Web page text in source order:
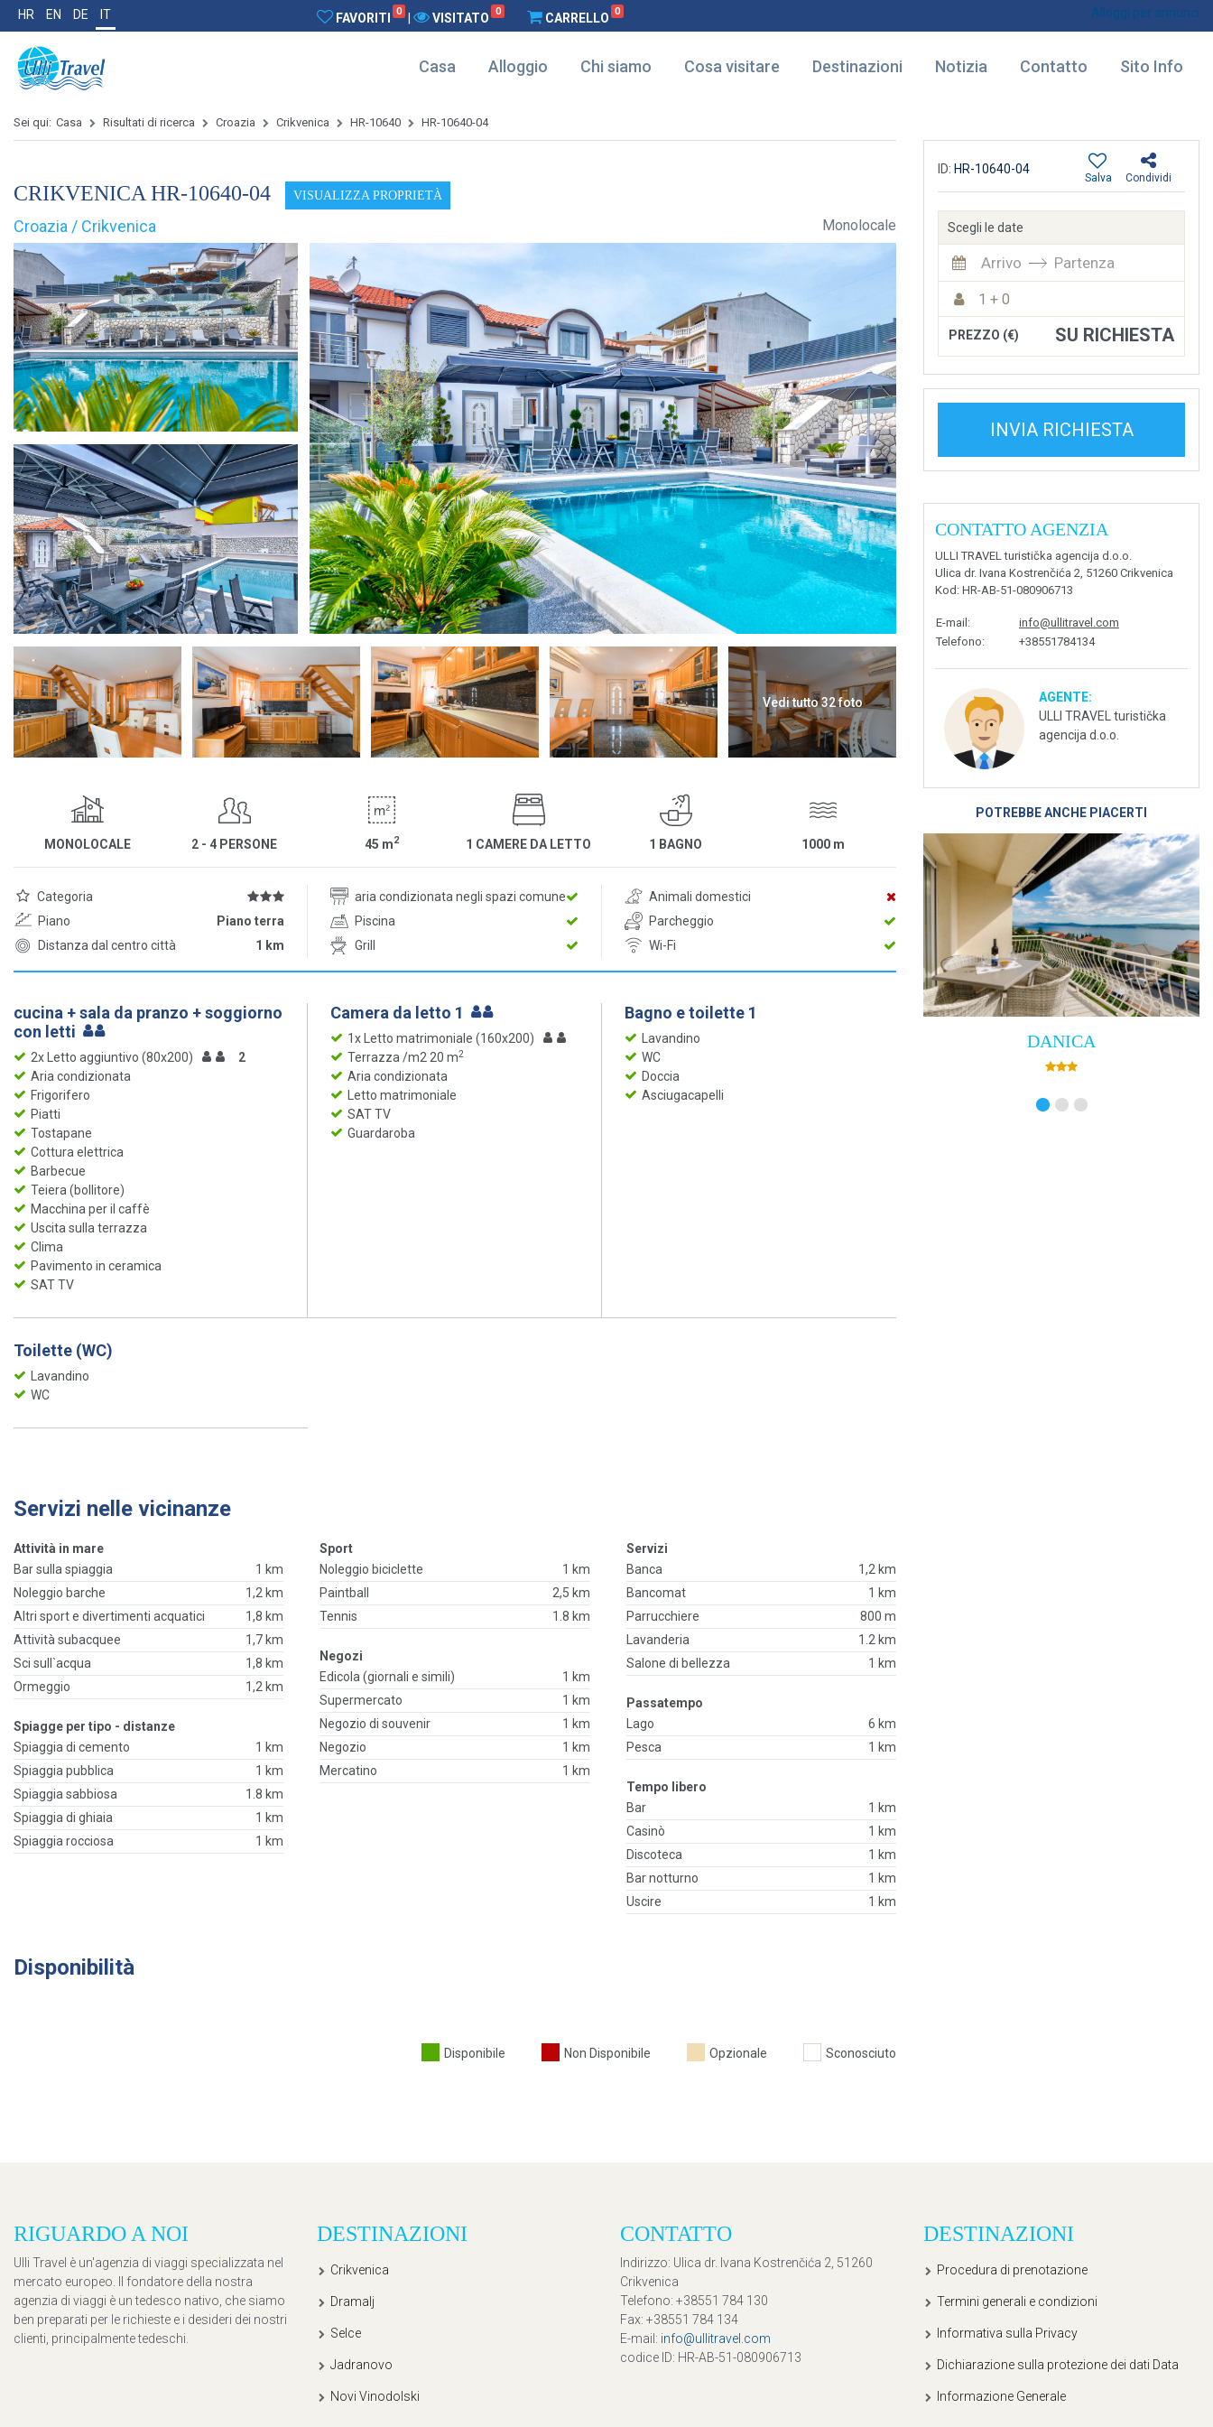
HR EN DE IT FAVORITI 0 VISITATO 0 CARRELLO 0 Alloggi per annunci
Casa Alloggio Chi siamo Cosa visitare Destinazioni Notizia Contatto Sito Info
Sei qui: Casa Risultati di ricerca Croazia Crikvenica HR-10640 HR-10640-04
CRIKVENICA HR-10640-04 VISUALIZZA PROPRIETÀ
Croazia / Crikvenica Monolocale
Vedi tutto 32 foto
MONOLOCALE 2 - 4 PERSONE 45 m2 1 CAMERE DA LETTO 1 BAGNO 1000 m
Categoria aria condizionata negli spazi comune
Animali domestici
Piano
Piano terra Piscina
Parcheggio
Distanza dal centro città
1 km Grill Wi-Fi
cucina + sala da pranzo + soggiorno
con letti
2x Letto aggiuntivo (80x200)
2
Aria condizionata
Frigorifero
Piatti
Tostapane
Cottura elettrica
Barbecue
Teiera (bollitore)
Macchina per il caffè
Uscita sulla terrazza
Clima
Pavimento in ceramica
SAT TV
Camera da letto 1
1x Letto matrimoniale (160x200)
Terrazza /m2 20 m2
Aria condizionata
Letto matrimoniale
SAT TV
Guardaroba
Bagno e toilette 1
Lavandino
WC
Doccia
Asciugacapelli
Toilette (WC)
Lavandino
WC
Servizi nelle vicinanze
Attività in mare
Bar sulla spiaggia
1 km
Noleggio barche
1,2 km
Altri sport e divertimenti acquatici
1,8 km
Attività subacquee
1,7 km
Sci sull`acqua
1,8 km
Ormeggio
1,2 km
Spiagge per tipo - distanze
Spiaggia di cemento
1 km
Spiaggia pubblica
1 km
Spiaggia sabbiosa
1.8 km
Spiaggia di ghiaia
1 km
Spiaggia rocciosa
1 km
Sport
Noleggio biciclette
1 km
Paintball
2,5 km
Tennis
1.8 km
Negozi
Edicola (giornali e simili)
1 km
Supermercato
1 km
Negozio di souvenir
1 km
Negozio
1 km
Mercatino
1 km
Servizi
Banca
1,2 km
Bancomat
1 km
Parrucchiere
800 m
Lavanderia
1.2 km
Salone di bellezza
1 km
Passatempo
Lago
6 km
Pesca
1 km
Tempo libero
Bar
1 km
Casinò
1 km
Discoteca
1 km
Bar notturno
1 km
Uscire
1 km
Disponibilità
Disponibile Non Disponibile Opzionale Sconosciuto
ID: HR-10640-04
Condividi
Salva
Scegli le date
Arrivo Partenza
1 + 0
PREZZO (€) SU RICHIESTA
INVIA RICHIESTA
CONTATTO AGENZIA
ULLI TRAVEL turistička agencija d.o.o.
Ulica dr. Ivana Kostrenčića 2, 51260 Crikvenica
Kod : HR-AB-51-080906713
E-mail :
info@ullitravel.com
Telefono: +38551784134
AGENTE:
ULLI TRAVEL turistička
agencija d.o.o.
POTREBBE ANCHE PIACERTI
DANICA
RIGUARDO A NOI
Ulli Travel è un'agenzia di viaggi specializzata nel
mercato europeo. Il fondatore della nostra
agenzia di viaggi è un tedesco nativo, che siamo
ben preparati per le richieste e i desideri dei nostri
clienti, principalmente tedeschi.
DESTINAZIONI
Crikvenica
Dramalj
Selce
Jadranovo
Novi Vinodolski
CONTATTO
Indirizzo: Ulica dr. Ivana Kostrenčića 2, 51260
Crikvenica
Telefono: +38551 784 130
Fax: +38551 784 134
E-mail : info@ullitravel.com
codice ID: HR-AB-51-080906713
DESTINAZIONI
Procedura di prenotazione
Termini generali e condizioni
Informativa sulla Privacy
Dichiarazione sulla protezione dei dati Data
Informazione Generale